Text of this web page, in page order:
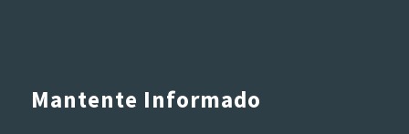
Mantente Informado